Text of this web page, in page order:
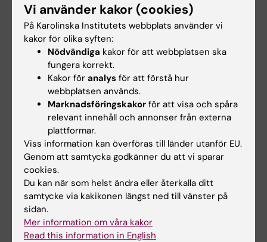
Relaterade events
28 sep 2026-28 sep 2026
Prova Linedance i
Flemingsberg
Dance Break – Prova
Linedance!
Välkommen till en…
28 sep 2026-28 sep 2026
Prova på Linedance i
Flemingsberg
Linedance!
Välkommen till en…
Vi använder kakor (cookies)
På Karolinska Institutets webbplats använder vi
kakor för olika syften:
Nödvändiga kakor för att webbplatsen ska
fungera korrekt.
Kakor för analys för att förstå hur
webbplatsen används.
Marknadsföringskakor för att visa och spåra
relevant innehåll och annonser från externa
plattformar.
Viss information kan överföras till länder utanför EU.
Genom att samtycka godkänner du att vi sparar
cookies.
Du kan när som helst ändra eller återkalla ditt
samtycke via kakikonen längst ned till vänster på
sidan.
Mer information om våra kakor
Read this information in English